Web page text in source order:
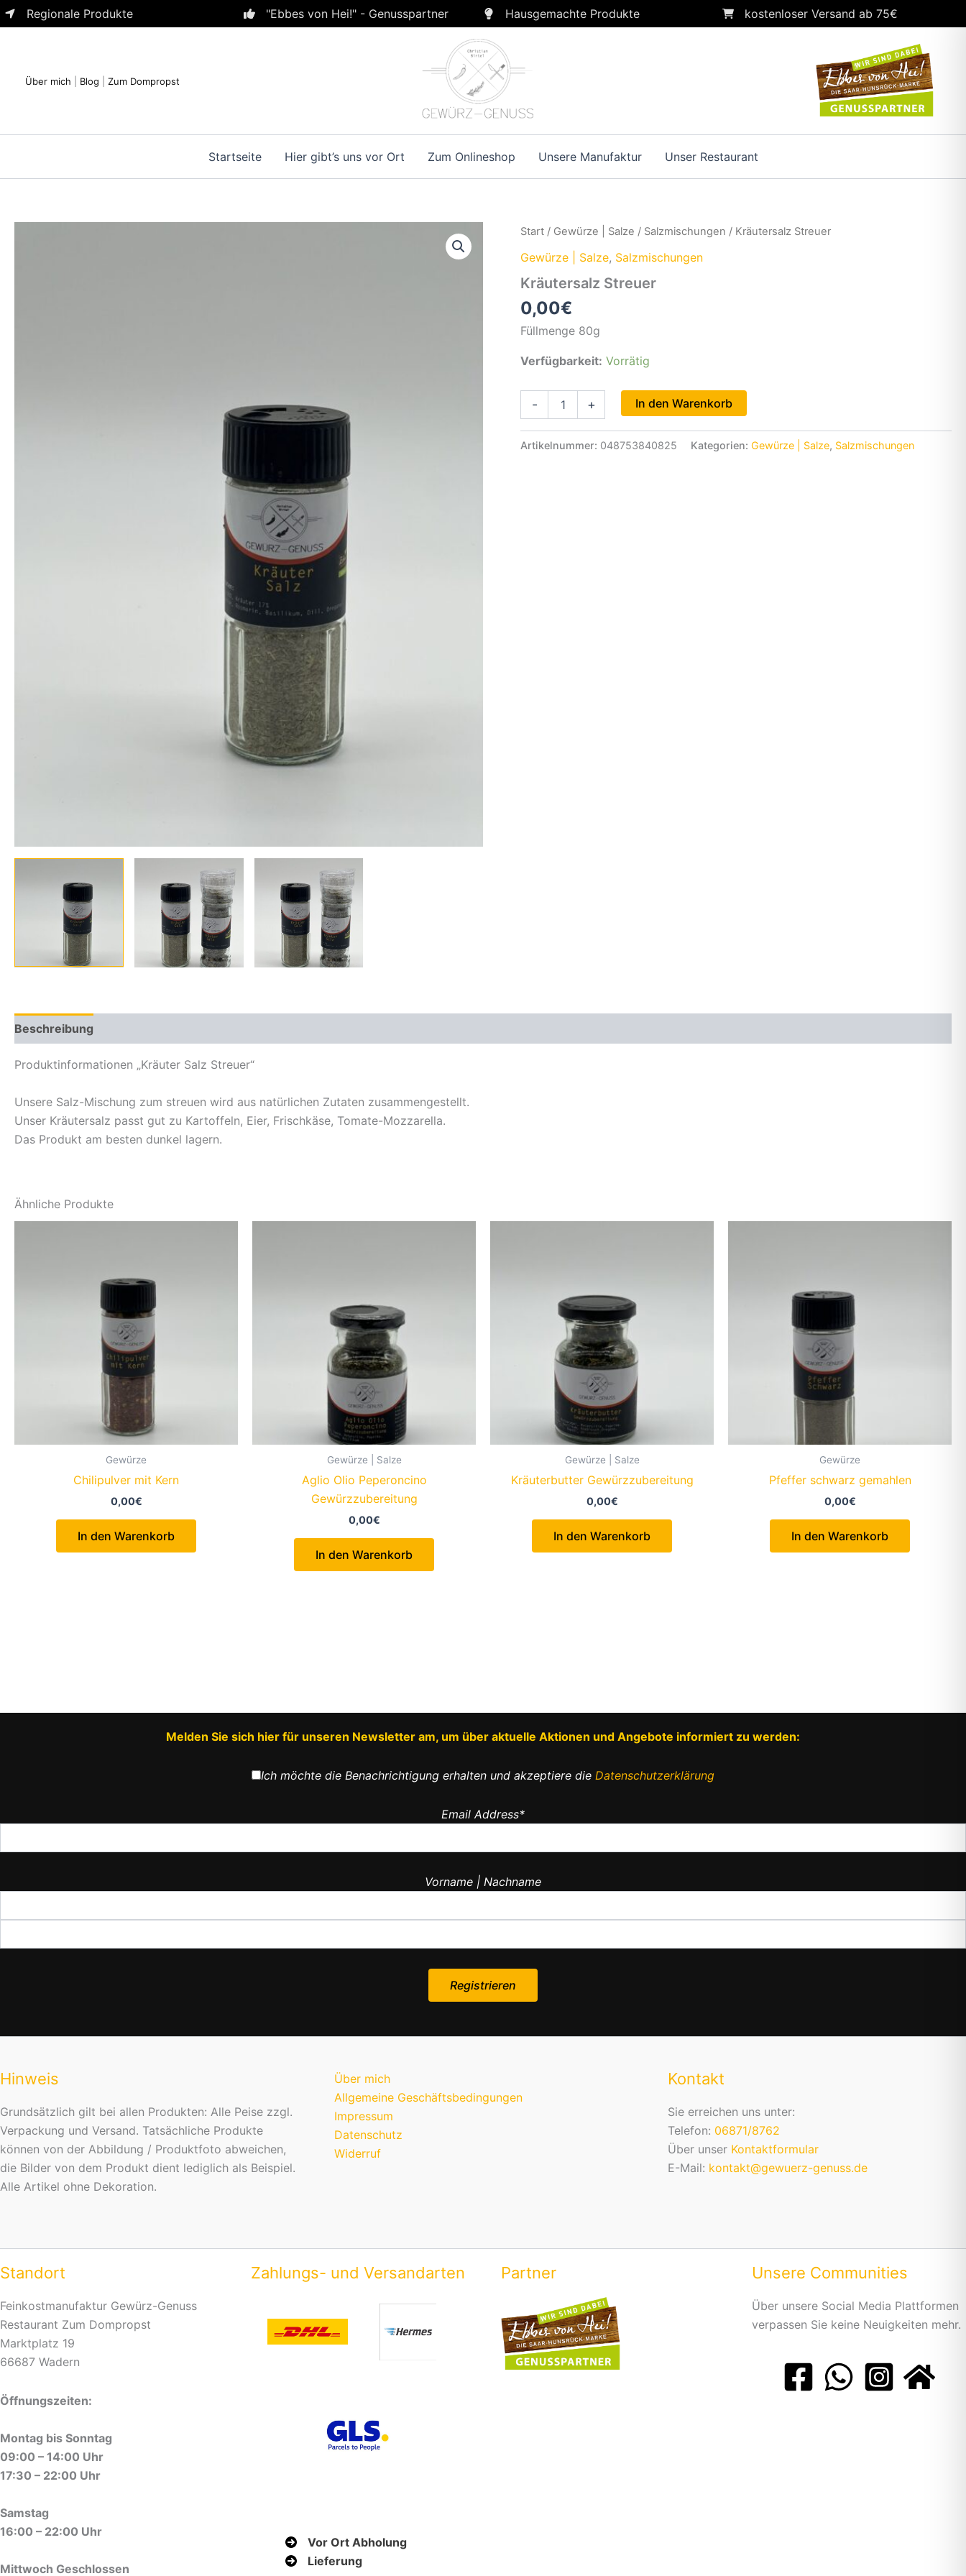
Zum
Inhalt
Regionale Produkte "Ebbes von Hei!" - Genusspartner Hausgemachte Produkte kostenloser Versand ab 75€
Über mich Blog Zum Dompropst
Startseite Hier gibt’s uns vor Ort Zum Onlineshop Unsere Manufaktur Unser Restaurant
Start / Gewürze | Salze / Salzmischungen / Kräutersalz Streuer
Gewürze | Salze, Salzmischungen
Kräutersalz Streuer
0,00€
Füllmenge 80g
Verfügbarkeit: Vorrätig
- + In den Warenkorb
Artikelnummer: 048753840825 Kategorien:Gewürze | Salze, Salzmischungen
Beschreibung
Produktinformationen „Kräuter Salz Streuer“
Unsere Salz-Mischung zum streuen wird aus natürlichen Zutaten zusammengestellt.
Unser Kräutersalz passt gut zu Kartoffeln, Eier, Frischkäse, Tomate-Mozzarella.
Das Produkt am besten dunkel lagern.
Ähnliche Produkte
Gewürze
Chilipulver mit Kern
0,00€
In den Warenkorb
Gewürze | Salze
Aglio Olio Peperoncino
Gewürzzubereitung
0,00€
In den Warenkorb
Gewürze | Salze
Kräuterbutter Gewürzzubereitung
0,00€
In den Warenkorb
Gewürze
Pfeffer schwarz gemahlen
0,00€
In den Warenkorb
Melden Sie sich hier für unseren Newsletter am, um über aktuelle Aktionen und Angebote informiert zu werden:
Ich möchte die Benachrichtigung erhalten und akzeptiere die Datenschutzerklärung
Email Address*
Vorname | Nachname
Hinweis
Grundsätzlich gilt bei allen Produkten: Alle Peise zzgl.
Verpackung und Versand. Tatsächliche Produkte
können von der Abbildung / Produktfoto abweichen,
die Bilder von dem Produkt dient lediglich als Beispiel.
Alle Artikel ohne Dekoration.
Über mich
Allgemeine Geschäftsbedingungen
Impressum
Datenschutz
Widerruf
Kontakt
Sie erreichen uns unter:
Telefon: 06871/8762
Über unser Kontaktformular
E-Mail: kontakt@gewuerz-genuss.de
Standort
Feinkostmanufaktur Gewürz-Genuss
Restaurant Zum Dompropst
Marktplatz 19
66687 Wadern
Öffnungszeiten:
Montag bis Sonntag
09:00 – 14:00 Uhr
17:30 – 22:00 Uhr
Samstag
16:00 – 22:00 Uhr
Mittwoch Geschlossen
Zahlungs- und Versandarten
Vor Ort Abholung
Lieferung
Partner Unsere Communities
Über unsere Social Media Plattformen
verpassen Sie keine Neuigkeiten mehr.